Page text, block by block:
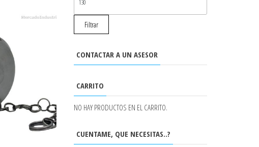
MÁXIMO
Filtrar
CONTACTAR A UN ASESOR
CARRITO
NO HAY PRODUCTOS EN EL CARRITO.
CUENTAME, QUE NECESITAS..?